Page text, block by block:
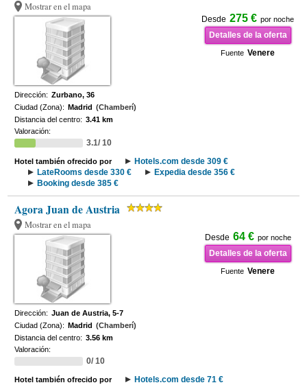
Mostrar en el mapa
Desde 275 € por noche
Detalles de la oferta
Fuente Venere
Dirección: Zurbano, 36
Ciudad (Zona): Madrid (Chamberí)
Distancia del centro: 3.41 km
Valoración:
3.1/ 10
Hotel también ofrecido por
Hotels.com desde 309 €
LateRooms desde 330 €
Expedia desde 356 €
Booking desde 385 €
Agora Juan de Austria
Mostrar en el mapa
Desde 64 € por noche
Detalles de la oferta
Fuente Venere
Dirección: Juan de Austria, 5-7
Ciudad (Zona): Madrid (Chamberí)
Distancia del centro: 3.56 km
Valoración:
0/ 10
Hotel también ofrecido por
Hotels.com desde 71 €